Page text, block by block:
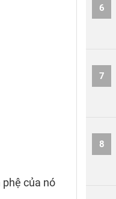
của nó
6
7
8